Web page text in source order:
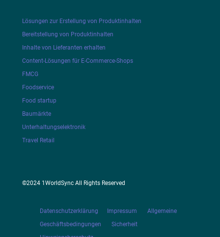
Lösungen zur Erstellung von Produktinhalten
Bereitstellung von Produktinhalten
Inhalte von Lieferanten erhalten
Content-Lösungen für E-Commerce-Shops
FMCG
Foodservice
Food startup
Baumärkte
Unterhaltungselektronik
Travel Retail
©2024 1WorldSync All Rights Reserved
Datenschutzerklärung Impressum
Allgemeine
Geschäftsbedingungen Sicherheit